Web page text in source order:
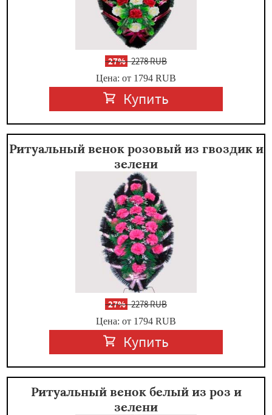
-27%2278 RUB
Цена: от 1794 RUB
Купить
Ритуальный венок розовый из гвоздик и
зелени
-27%2278 RUB
Цена: от 1794 RUB
Купить
Ритуальный венок белый из роз и
зелени